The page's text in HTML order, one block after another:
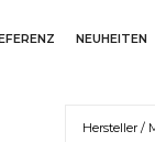
NEUHEITEN